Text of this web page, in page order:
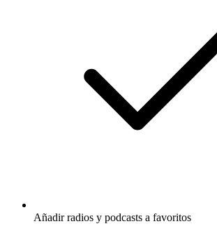
Añadir radios y podcasts a favoritos